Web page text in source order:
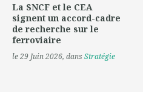
La SNCF et le CEA
signent un accord-cadre
de recherche sur le
ferroviaire
le 29 Juin 2026, dansStratégie